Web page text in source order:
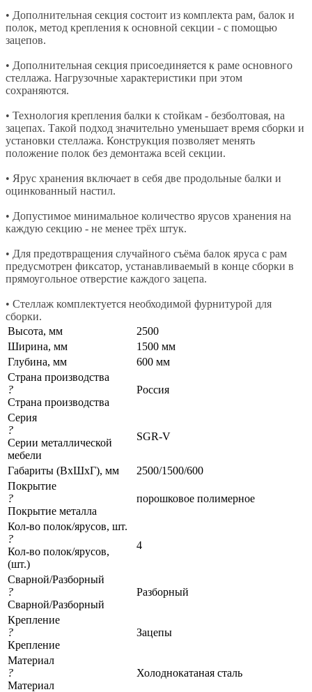
• Дополнительная секция состоит из комплекта рам, балок и
полок, метод крепления к основной секции - с помощью
зацепов.
• Дополнительная секция присоединяется к раме основного
стеллажа. Нагрузочные характеристики при этом
сохраняются.
• Технология крепления балки к стойкам - безболтовая, на
зацепах. Такой подход значительно уменьшает время сборки и
установки стеллажа. Конструкция позволяет менять
положение полок без демонтажа всей секции.
• Ярус хранения включает в себя две продольные балки и
оцинкованный настил.
• Допустимое минимальное количество ярусов хранения на
каждую секцию - не менее трёх штук.
• Для предотвращения случайного съёма балок яруса с рам
предусмотрен фиксатор, устанавливаемый в конце сборки в
прямоугольное отверстие каждого зацепа.
• Стеллаж комплектуется необходимой фурнитурой для
сборки.
Высота, мм
2500
Ширина, мм
1500 мм
Глубина, мм
600 мм
Страна производства
?
Страна производства
Россия
Серия
?
Серии металлической
мебели
SGR-V
Габариты (ВхШхГ), мм
2500/1500/600
Покрытие
?
Покрытие металла
порошковое полимерное
Кол-во полок/ярусов, шт.
?
Кол-во полок/ярусов,
(шт.)
4
Сварной/Разборный
?
Сварной/Разборный
Разборный
Крепление
?
Крепление
Зацепы
Материал
?
Материал
Холоднокатаная сталь